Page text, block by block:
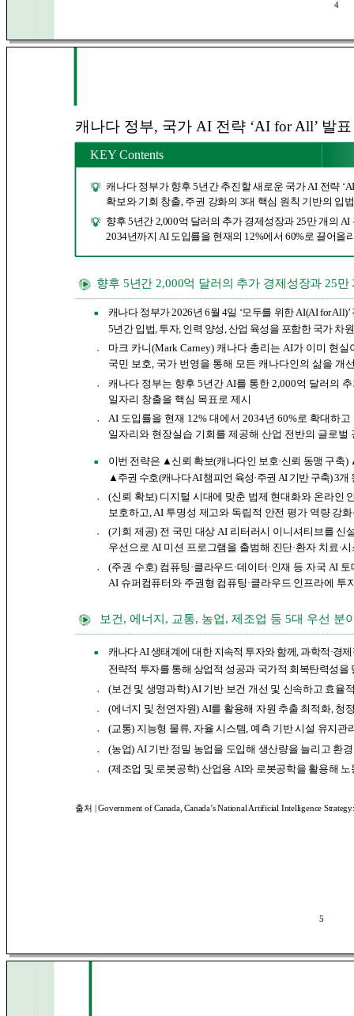
4
5
캐나다 정부, 국가 AI 전략 ‘AI for All’ 발표
KEY Contents
캐나다 정부가 향후 5년간 추진할 새로운 국가 AI 전략
확보와 기회 창출, 주권 강화의 3대 핵심 원칙 기반의 입
향후 5년간 2,000억 달러의 추가 경제성장과 25만 개의
2034년까지 AI 도입률을 현재의 12%에서 60%로 끌어올
향후 5년간 2,000억 달러의 추가 경제성장과 25
■
캐나다 정부가 2026년 6월 4일 ‘모두를 위한 AI(AI for
5년간 입법, 투자, 인력 양성, 산업 육성을 포함한 국가 차
●
마크 카니(Mark Carney) 캐나다 총리는 AI가 이미 현
국민 보호, 국가 번영을 통해 모든 캐나다인의 삶을 개
●
캐나다 정부는 향후 5년간 AI를 통한 2,000억 달러의
일자리 창출을 핵심 목표로 제시
●
AI 도입률을 현재 12% 대에서 2034년 60%로 확대하
일자리와 현장실습 기회를 제공해 산업 전반의 글로벌
■
이번 전략은 ▲신뢰 확보(캐나다인 보호·신뢰 동맹 구축
▲주권 수호(캐나다 AI 챔피언 육성·주권 AI 기반 구축) 3개
●
(신뢰 확보) 디지털 시대에 맞춘 법제 현대화와 온라인
보호하고, AI 투명성 제고와 독립적 안전 평가 역량 강
●
(기회 제공) 전 국민 대상 AI 리터러시 이니셔티브를 신
우선으로 AI 미션 프로그램을 출범해 진단·환자 치료·
●
(주권 수호) 컴퓨팅·클라우드·데이터·인재 등 자국 AI
AI 슈퍼 컴퓨터와 주권형 컴퓨팅·클라우드 인프라에
보건, 에너지, 교통, 농업, 제조업 등 5대 우선 분
■
캐나다 AI 생태계에 대한 지속적 투자와 함께, 과학적·경
전략적 투자를 통해 상업적 성공과 국가적 회복탄력성
● (보건 및 생명과학) AI 기반 보건 개선 및 신속하고 효율
● (에너지 및 천연자원) AI를 활용해 자원 추출 최적화, 청
● (교통) 지능형 물류, 자율 시스템, 예측 기반 시설 유지관
● (농업) AI 기반 정밀 농업을 도입해 생산량을 늘리고 환
● (제조업 및 로봇공학) 산업용 AI와 로봇공학을 활용해
출처 |Government of Canada, Canada’s National Artificial Intelligence